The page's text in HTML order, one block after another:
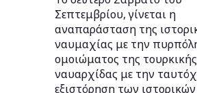
Σεπτεμβρίου, γίνεται η
αναπαράσταση της
ναυμαχίας με την
ομοιώματος της τουρκικής
ναυαρχίδας με την
εξιστόρηση των ιστορικών